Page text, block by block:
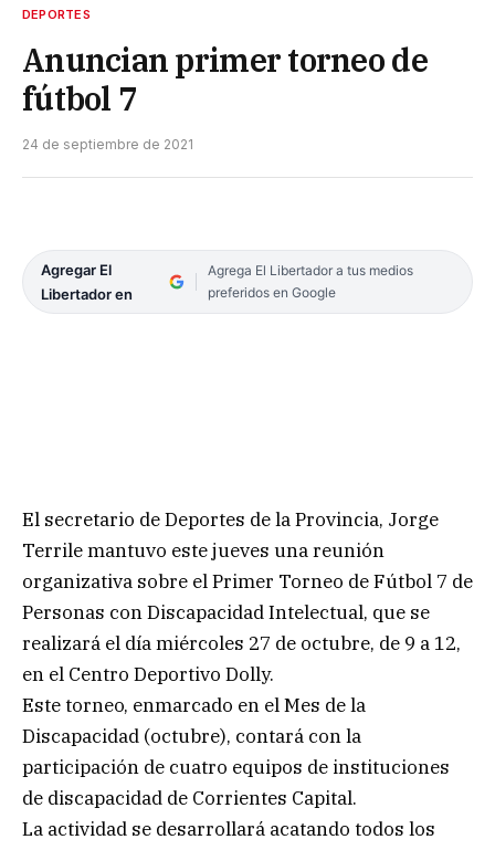
DEPORTES
Anuncian primer torneo de
fútbol 7
24 de septiembre de 2021
Agregar El
Libertador en
Agrega El Libertador a tus medios
preferidos en Google
El secretario de Deportes de la Provincia, Jorge
Terrile mantuvo este jueves una reunión
organizativa sobre el Primer Torneo de Fútbol 7 de
Personas con Discapacidad Intelectual, que se
realizará el día miércoles 27 de octubre, de 9 a 12,
en el Centro Deportivo Dolly.
Este torneo, enmarcado en el Mes de la
Discapacidad (octubre), contará con la
participación de cuatro equipos de instituciones
de discapacidad de Corrientes Capital.
La actividad se desarrollará acatando todos los